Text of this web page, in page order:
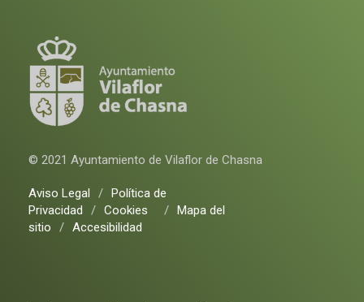
© 2021 Ayuntamiento de Vilaflor de Chasna
Aviso Legal / Política de
Privacidad
/ Cookies / Mapa del
sitio
/ Accesibilidad